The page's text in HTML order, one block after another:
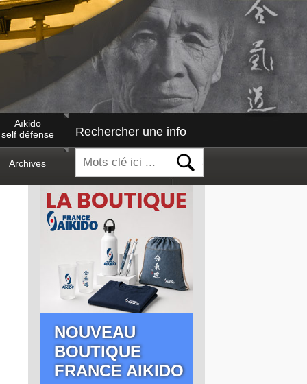
Aïkido
self défense
Archives
Rechercher une info
NOUVEAU
BOUTIQUE
FRANCE AIKIDO